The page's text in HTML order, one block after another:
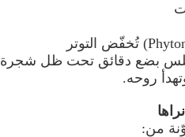
بضع دقائق تحت ظل شجرة
روحه.
من: